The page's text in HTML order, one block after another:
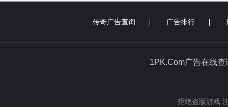
传奇广告查询 广告排行
1PK.Com广告在
拒绝盗版游戏